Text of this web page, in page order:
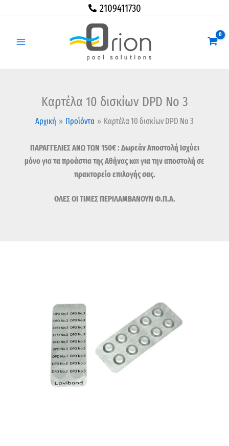
2109411730
Καρτέλα 10 δισκίων DPD No 3
Αρχική Προϊόντα Καρτέλα 10 δισκίων DPD No 3
ΠΑΡΑΓΓΕΛΙΕΣ ΑΝΩ ΤΩΝ 150€ : Δωρεάν Αποστολή Ισχύει
μόνο για τα προάστια της Αθήνας και για την αποστολή σε
πρακτορείο επιλογής σας.
ΟΛΕΣ ΟΙ ΤΙΜΕΣ ΠΕΡΙΛΑΜΒΑΝΟΥΝ Φ.Π.Α.
DPD
3